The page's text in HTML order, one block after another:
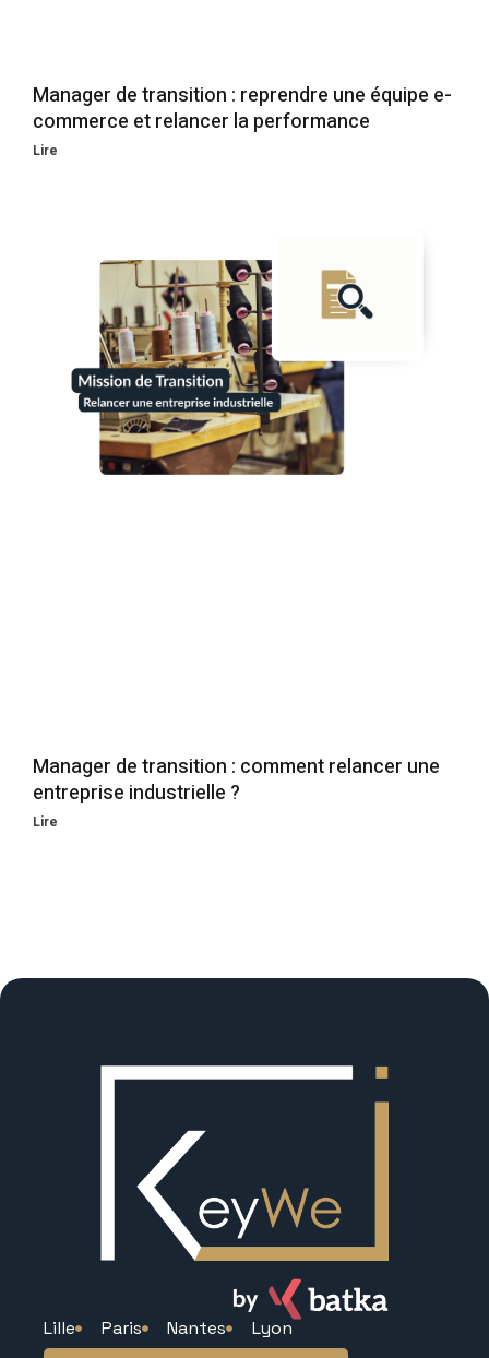
Manager de transition : reprendre une équipe e-
commerce et relancer la performance
Lire
Manager de transition : comment relancer une
entreprise industrielle ?
Lire
Lille Paris Nantes Lyon